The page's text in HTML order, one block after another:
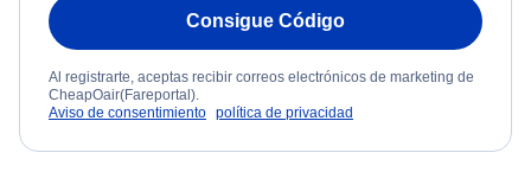
Consigue Código
Al registrarte, aceptas recibir correos electrónicos de marketing de
CheapOair(Fareportal).
Aviso de consentimiento política de privacidad